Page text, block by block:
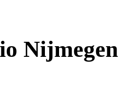
Nijmegen